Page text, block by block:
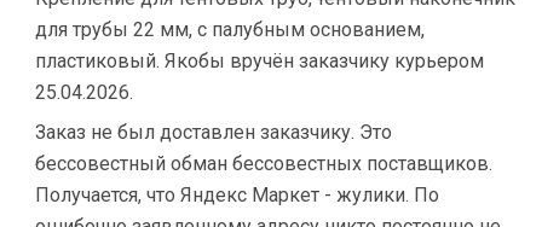
для трубы 22 мм, с палубным основанием,
пластиковый. Якобы вручён заказчику курьером
25.04.2026.
Заказ не был доставлен заказчику. Это
бессовестный обман бессовестных поставщиков.
Получается, что Яндекс Маркет - жулики. По